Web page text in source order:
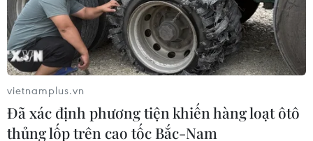
vietnamplus.vn
Đã xác định phương tiện khiến hàng loạt ôtô
thủng lốp trên cao tốc Bắc-Nam